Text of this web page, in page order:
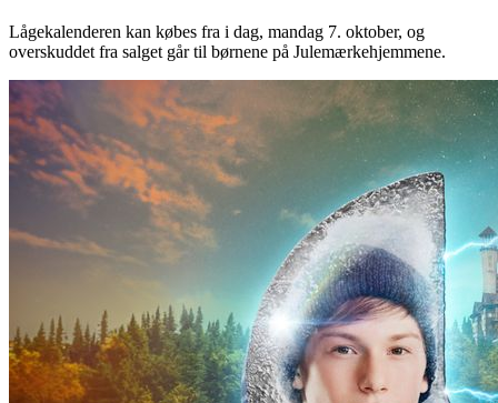
Lågekalenderen kan købes fra i dag, mandag 7. oktober, og
overskuddet fra salget går til børnene på Julemærkehjemmene.